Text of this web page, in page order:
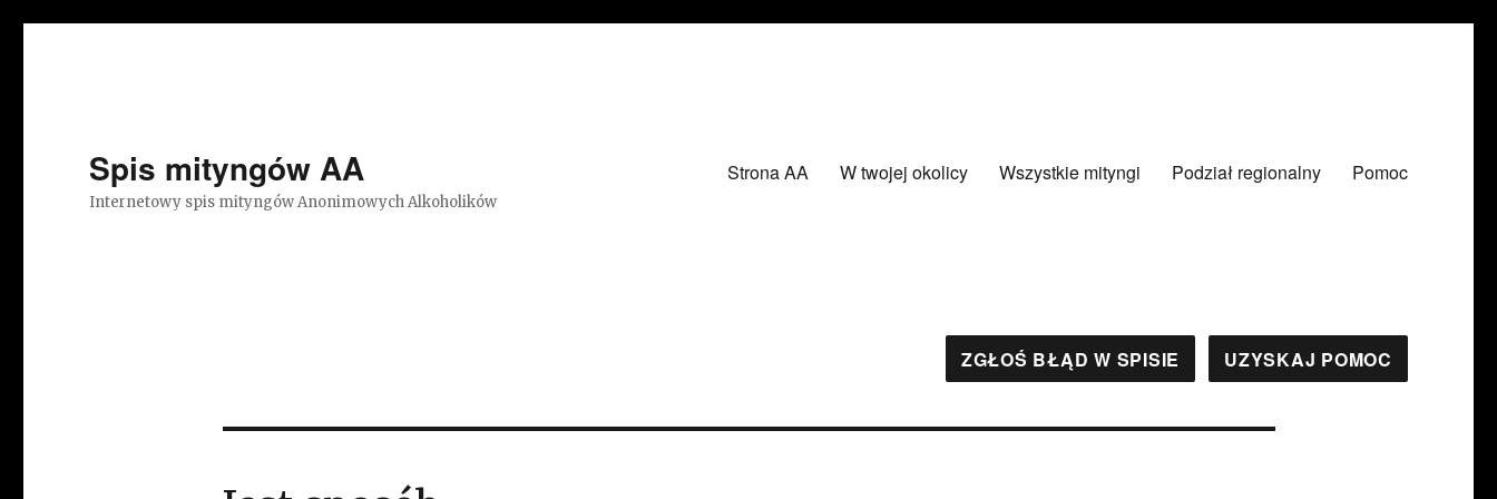
Spis mityngów AA
Internetowy spis mityngów Anonimowych Alkoholików
Strona AA W twojej okolicy Wszystkie mityngi Podział regionalny Pomoc
ZGŁOŚ BŁĄD W SPISIE UZYSKAJ POMOC